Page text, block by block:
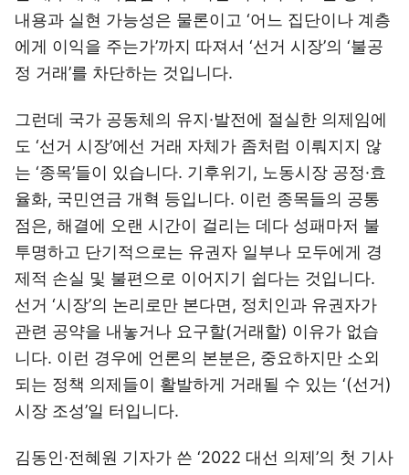
내용과 실현 가능성은 물론이고 ‘어느 집단이나 계층
에게 이익을 주는가’까지 따져서 ‘선거 시장’의 ‘불공
정 거래’를 차단하는 것입니다.
그런데 국가 공동체의 유지·발전에 절실한 의제임에
도 ‘선거 시장’에선 거래 자체가 좀처럼 이뤄지지 않
는 ‘종목’들이 있습니다. 기후위기, 노동시장 공정·효
율화, 국민연금 개혁 등입니다. 이런 종목들의 공통
점은, 해결에 오랜 시간이 걸리는 데다 성패마저 불
투명하고 단기적으로는 유권자 일부나 모두에게 경
제적 손실 및 불편으로 이어지기 쉽다는 것입니다.
선거 ‘시장’의 논리로만 본다면, 정치인과 유권자가
관련 공약을 내놓거나 요구할(거래할) 이유가 없습
니다. 이런 경우에 언론의 본분은, 중요하지만 소외
되는 정책 의제들이 활발하게 거래될 수 있는 ‘(선거)
시장 조성’일 터입니다.
김동인·전혜원 기자가 쓴 ‘2022 대선 의제’의 첫 기사